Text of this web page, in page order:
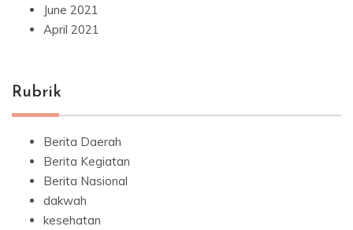
June 2021
April 2021
Rubrik
Berita Daerah
Berita Kegiatan
Berita Nasional
dakwah
kesehatan